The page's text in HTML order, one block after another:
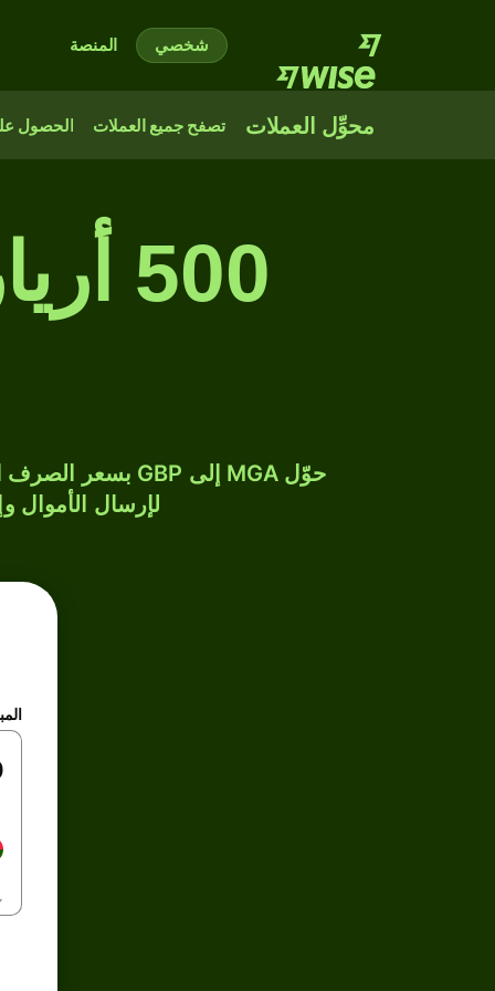
شخصي المنصة
محوِّل العملات تصفح جميع العملات الحصول
لإرسال الأموال